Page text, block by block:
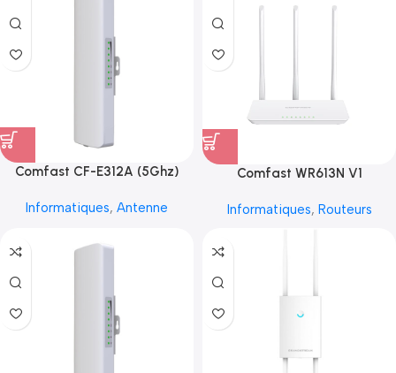
Comfast CF-E312A (5Ghz)
Informatiques, Antenne
Comfast WR613N V1
Informatiques, Routeurs